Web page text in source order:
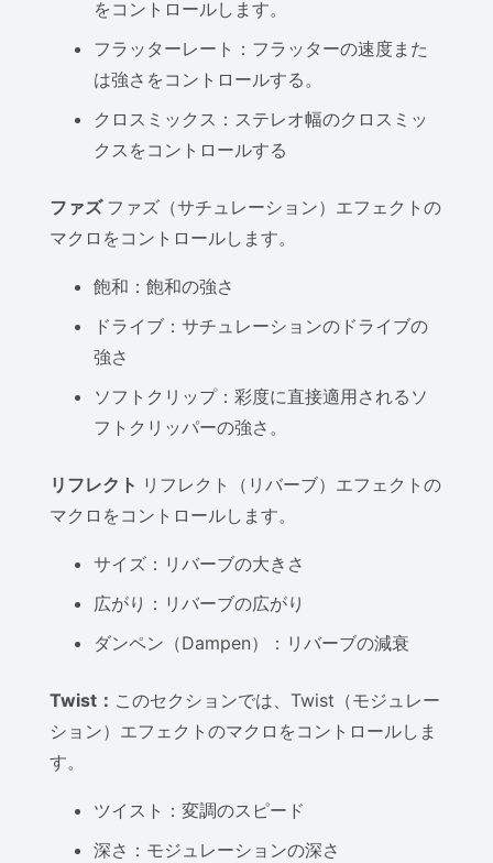
をコントロールします。
フラッターレート：フラッターの速度また
は強さをコントロールする。
クロスミックス：ステレオ幅のクロスミッ
クスをコントロールする
ファズ ファズ（サチュレーション）エフェクトの
マクロをコントロールします。
飽和：飽和の強さ
ドライブ：サチュレーションのドライブの
強さ
ソフトクリップ：彩度に直接適用されるソ
フトクリッパーの強さ。
リフレクト リフレクト（リバーブ）エフェクトの
マクロをコントロールします。
サイズ：リバーブの大きさ
広がり：リバーブの広がり
ダンペン（Dampen）：リバーブの減衰
Twist： このセクションでは、Twist（モジュレー
ション）エフェクトのマクロをコントロールしま
す。
ツイスト：変調のスピード
深さ：モジュレーションの深さ